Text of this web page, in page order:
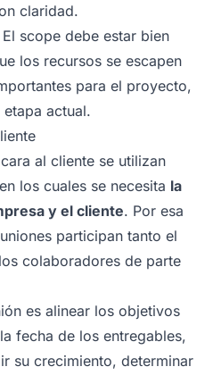
claridad.
El scope debe estar bien
los recursos se escapen
para el proyecto,
actual.
al cliente se utilizan
los cuales se necesita la
y el cliente. Por esa
participan tanto el
colaboradores de parte
es alinear los objetivos
fecha de los entregables,
su crecimiento, determinar